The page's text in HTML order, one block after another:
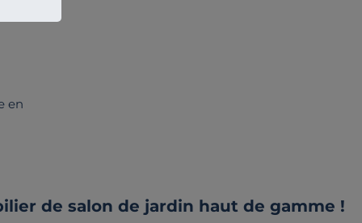
en
de salon de jardin haut de gamme !